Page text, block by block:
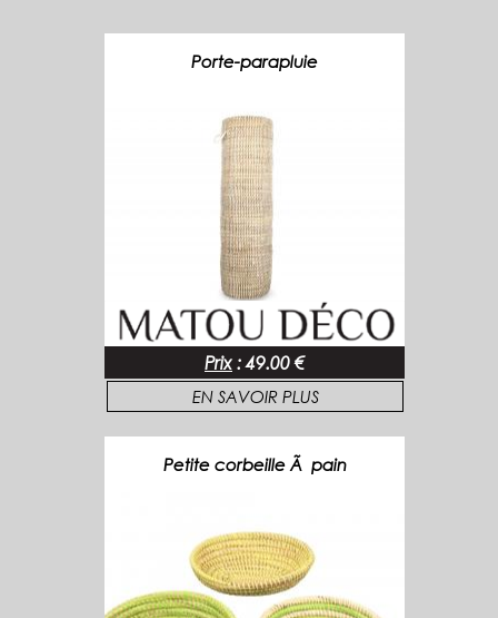
Porte-parapluie
Prix : 49.00 €
EN SAVOIR PLUS
Petite corbeille Ã pain